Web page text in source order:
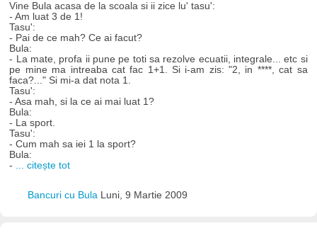
Vine Bula acasa de la scoala si ii zice lu' tasu':
- Am luat 3 de 1!
Tasu':
- Pai de ce mah? Ce ai facut?
Bula:
- La mate, profa ii pune pe toti sa rezolve ecuatii, integrale... etc si
pe mine ma intreaba cat fac 1+1. Si i-am zis: "2, in ****, cat sa
faca?..." Si mi-a dat nota 1.
Tasu':
- Asa mah, si la ce ai mai luat 1?
Bula:
- La sport.
Tasu':
- Cum mah sa iei 1 la sport?
Bula:
- ... citește tot
Bancuri cu Bula Luni, 9 Martie 2009